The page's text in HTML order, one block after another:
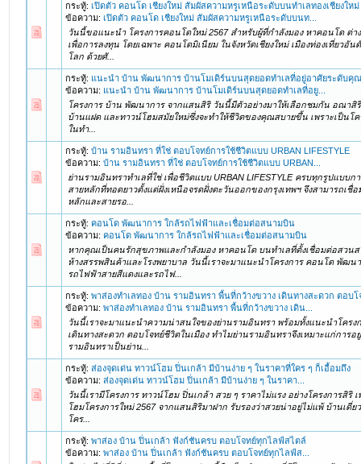
กระทู้:เปิดตัว คอนโด เชียงใหม่ สัมผัสความหรูเหนือระดับบนทำเลทองเชียงใหม่
ข้อความ:เปิดตัว คอนโด เชียงใหม่ สัมผัสความหรูเหนือระดับบนท...
วันนี้ขอแนะนำ โครงการคอนโดใหม่ 2567 สำหรับผู้ที่กำลังมอง หาคอนโด ต่า
เพื่อการลงทุน โดยเฉพาะ คอนโดมิเนียม ในจังหวัดเชียงใหม่ เมืองท่องเที่ยวอั
โลก ด้วยศั...
กระทู้: แนะนำ บ้าน พัฒนาการ บ้านโมเดิร์นบนสุดยอดทำเลที่อยู่อาศัยระดับคุ
ข้อความ: แนะนำ บ้าน พัฒนาการ บ้านโมเดิร์นบนสุดยอดทำเลที่อยู...
โครงการ บ้าน พัฒนาการ จากแสนสิริ วันนี้มีตัวอย่างมาให้เลือกชมกัน อณาสิ
บ้านแฝด และทาวน์โฮมสมัยใหม่ซึ่งจะทำให้ชีวิตของคุณสบายขึ้น เพราะเป็นโ
ในทำ...
กระทู้:บ้าน รามอินทรา ที่ใช่ ตอบโจทย์การใช้ชีวิตแบบ URBAN LIFESTYLE
ข้อความ:บ้าน รามอินทรา ที่ใช่ ตอบโจทย์การใช้ชีวิตแบบ URBAN...
ย่านรามอินทราทำเลที่ใช่ เพื่อชีวิตแบบ URBAN LIFESTYLE ครบทุกรูปแบบก
สายหลักที่ทอดยาวตั้งแต่ฝั่งเหนือจรดฝั่งตะวันออกของกรุงเทพฯ จึงสามารถเชื่
หลักและสายรอ...
กระทู้: คอนโด พัฒนาการ ใกล้รถไฟฟ้าและเชื่อมต่อสนามบิน
ข้อความ: คอนโด พัฒนาการ ใกล้รถไฟฟ้าและเชื่อมต่อสนามบิน
หากคุณเป็นคนรักสุขภาพและกำลังมอง หาคอนโด บนทำเลที่ตั้งเชื่อมต่อสวน
ห้างสรรพสินค้าและโรงพยาบาล วันนี้เราจะมาแนะนำโครงการ คอนโด พัฒน
รถไฟฟ้าสายสีแดงและรถไฟ...
กระทู้:พาส่องทำเลทอง บ้าน รามอินทรา พื้นที่กว้างขวาง เดินทางสะดวก ตอบโ
ข้อความ:พาส่องทำเลทอง บ้าน รามอินทรา พื้นที่กว้างขวาง เดิน...
วันนี้เราจะมาแนะนำความน่าสนใจของย่านรามอินทรา พร้อมทั้งแนะนำโคร
เดินทางสะดวก ตอบโจทย์ชีวิตในเมือง ทำไมย่านรามอินทราจึงเหมาะแก่การอ
รามอินทราเป็นย่าน...
กระทู้:ส่องจุดเด่น ทาวน์โฮม ปิ่นเกล้า มีบ้านง่าย ๆ ในราคาที่ใคร ๆ ก็เอื้อมถึง
ข้อความ:ส่องจุดเด่น ทาวน์โฮม ปิ่นเกล้า มีบ้านง่าย ๆ ในราคา...
วันนี้เรามีโครงการ ทาวน์โฮม ปิ่นเกล้า สวย ๆ ราคาไม่แรง อย่างโครงการสิริ
โฮมโครงการใหม่ 2567 จากแสนสิริมาฝาก รับรองว่าสวยน่าอยู่ไม่แพ้ บ้านเดี่
โคร...
กระทู้:พาส่อง บ้าน ปิ่นเกล้า ฟังก์ชันครบ ตอบโจทย์ทุกไลฟ์สไตล์
ข้อความ:พาส่อง บ้าน ปิ่นเกล้า ฟังก์ชันครบ ตอบโจทย์ทุกไลฟ์ส...